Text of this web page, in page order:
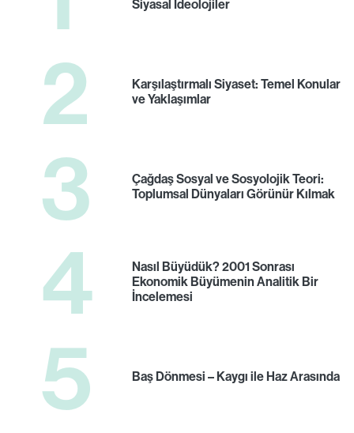
Siyasal İdeolojiler
2
Karşılaştırmalı Siyaset: Temel Konular
ve Yaklaşımlar
3
Çağdaş Sosyal ve Sosyolojik Teori:
Toplumsal Dünyaları Görünür Kılmak
4
Nasıl Büyüdük? 2001 Sonrası
Ekonomik Büyümenin Analitik Bir
İncelemesi
5 Baş Dönmesi – Kaygı ile Haz Arasında